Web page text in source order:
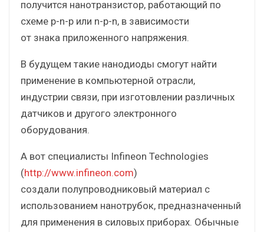
получится нанотранзистор, работающий по
схеме p-n-p или n-p-n, в зависимости
от знака приложенного напряжения.
В будущем такие нанодиоды смогут найти
применение в компьютерной отрасли,
индустрии связи, при изготовлении различных
датчиков и другого электронного
оборудования.
А вот специалисты Infineon Technologies
(http://www.infineon.com)
создали полупроводниковый материал с
использованием нанотрубок, предназначенный
для применения в силовых приборах. Обычные